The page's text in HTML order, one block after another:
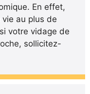
En effet,
au plus de
votre vidage de
sollicitez-